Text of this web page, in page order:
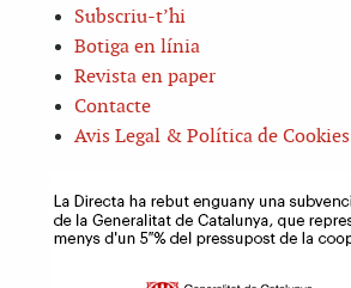
Subscriu-t’hi
Botiga en línia
Revista en paper
Contacte
Avis Legal & Política de Cookies